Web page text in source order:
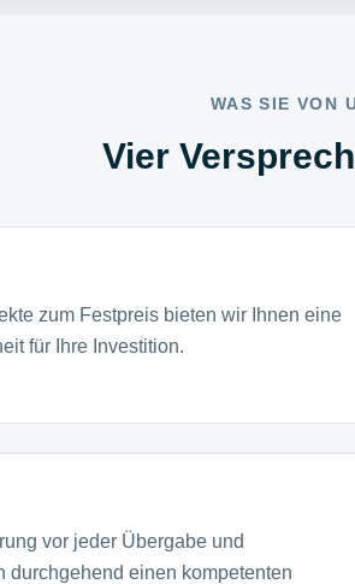
WAS SIE VON
Vier
zum Festpreis bieten wir Ihnen eine
für Ihre Investition.
vor jeder Übergabe und
durchgehend einen kompetenten